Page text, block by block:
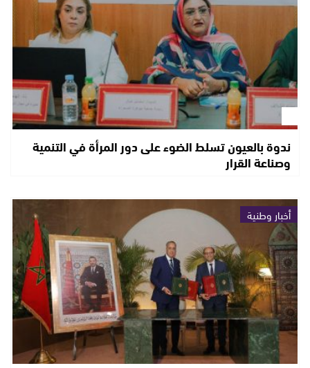
ندوة بالعيون تسلط الضوء على دور المرأة في التنمية
وصناعة القرار
أخبار وطنية